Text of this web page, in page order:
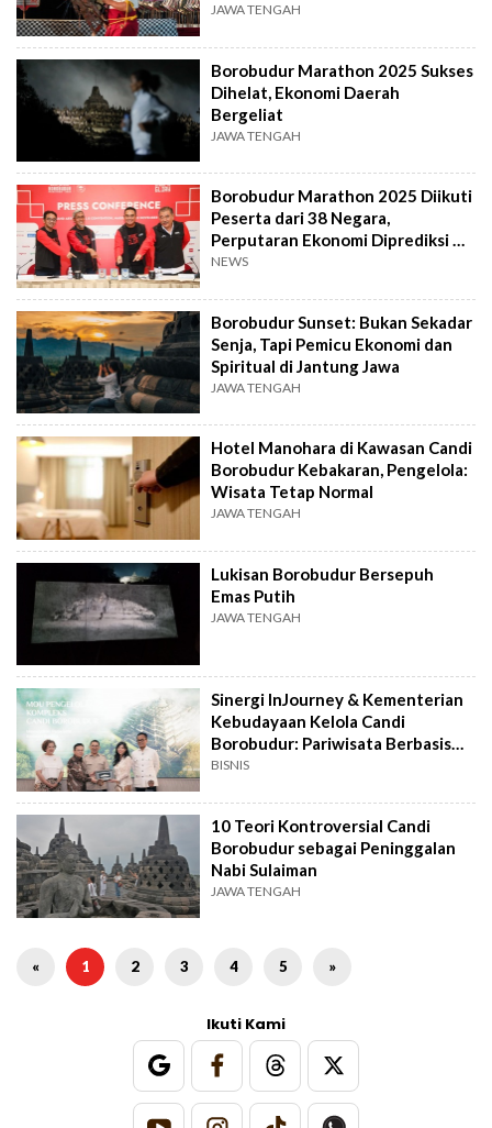
JAWA TENGAH
Borobudur Marathon 2025 Sukses
Dihelat, Ekonomi Daerah
Bergeliat
JAWA TENGAH
Borobudur Marathon 2025 Diikuti
Peserta dari 38 Negara,
Perputaran Ekonomi Diprediksi Di
Atas Rp73 M
NEWS
Borobudur Sunset: Bukan Sekadar
Senja, Tapi Pemicu Ekonomi dan
Spiritual di Jantung Jawa
JAWA TENGAH
Hotel Manohara di Kawasan Candi
Borobudur Kebakaran, Pengelola:
Wisata Tetap Normal
JAWA TENGAH
Lukisan Borobudur Bersepuh
Emas Putih
JAWA TENGAH
Sinergi InJourney & Kementerian
Kebudayaan Kelola Candi
Borobudur: Pariwisata Berbasis
Budaya
BISNIS
10 Teori Kontroversial Candi
Borobudur sebagai Peninggalan
Nabi Sulaiman
JAWA TENGAH
« 1 2 3 4 5 »
Ikuti Kami